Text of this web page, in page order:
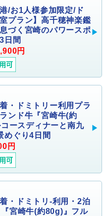
港/お1人様参加限定/ド
プラン】高千穂神楽鑑
づく宮崎のパワースポ
日間
円
着・ドミトリー利用プラ
ンド牛『宮崎牛(約
ースディナーと南九
めぐり4日間
円
着・ドミトリ-利用・2泊
『宮崎牛(約80g)』フル